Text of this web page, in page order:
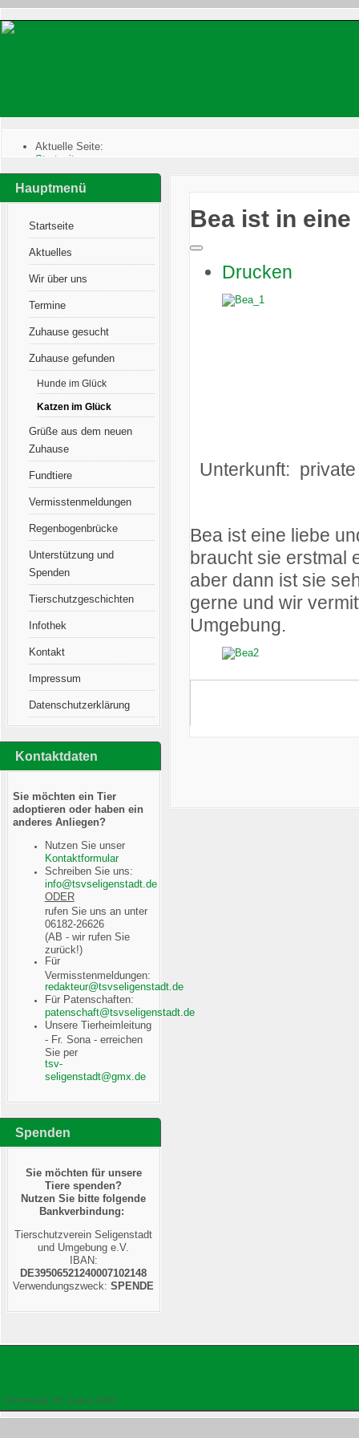
Aktuelle Seite:
Startseite
Zuhause gefunden :
Katzen im Glück
Bea ist in eine ruhige Umgebung gezogen 👏
Hauptmenü
Startseite
Aktuelles
Wir über uns
Termine
Zuhause gesucht
Zuhause gefunden
Hunde im Glück
Katzen im Glück
Grüße aus dem neuen
Zuhause
Fundtiere
Vermisstenmeldungen
Regenbogenbrücke
Unterstützung und
Spenden
Tierschutzgeschichten
Infothek
Kontakt
Impressum
Datenschutzerklärung
Kontaktdaten
Sie möchten ein Tier
adoptieren oder haben ein
anderes Anliegen?
Nutzen Sie unser
Kontaktformular
Schreiben Sie uns:
ODER
rufen Sie uns an unter
06182-26626
(AB - wir rufen Sie
zurück!)
Für
Vermisstenmeldungen:
Für Patenschaften:
Unsere Tierheimleitung
- Fr. Sona - erreichen
Sie per
Spenden
Sie möchten für unsere
Tiere spenden?
Nutzen Sie bitte folgende
Bankverbindung:
Tierschutzverein Seligenstadt
und Umgebung e.V.
IBAN:
DE39506521240007102148
Verwendungszweck:SPENDE
Bea ist in
Drucken
Unterkunft:
Bea ist eine liebe
braucht sie erstmal
aber dann ist sie
gerne und wir
Umgebung.
Donnerstag, 06. August 2026